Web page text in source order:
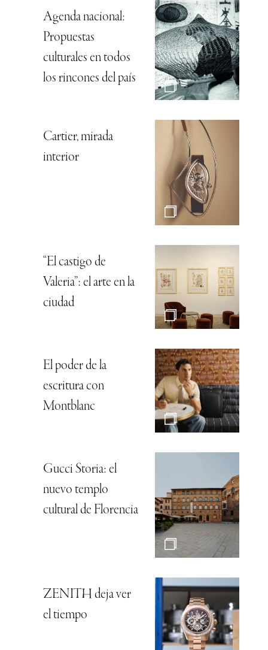
Agenda nacional:
Propuestas
culturales en todos
los rincones del país
Cartier, mirada
interior
“El castigo de
Valeria”: el arte en la
ciudad
El poder de la
escritura con
Montblanc
Gucci Storia: el
nuevo templo
cultural de Florencia
ZENITH deja ver
el tiempo